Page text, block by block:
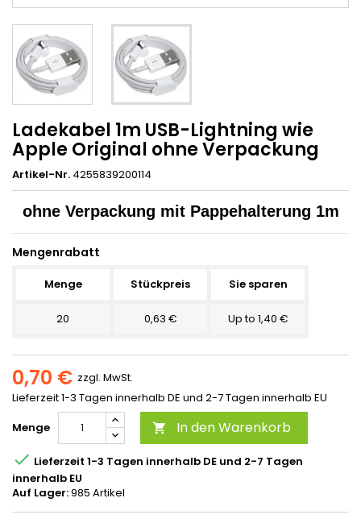
Ladekabel 1m USB-Lightning wie
Apple Original ohne Verpackung
Artikel-Nr. 4255839200114
ohne Verpackung mit Pappehalterung 1m
Mengenrabatt
Menge Stückpreis Sie sparen
20 0,63 € Up to 1,40 €
0,70 € zzgl. MwSt.
Lieferzeit 1-3 Tagen innerhalb DE und 2-7 Tagen innerhalb EU
Menge
 In den Warenkorb
 Lieferzeit 1-3 Tagen innerhalb DE und 2-7 Tagen
innerhalb EU
Auf Lager:985 Artikel